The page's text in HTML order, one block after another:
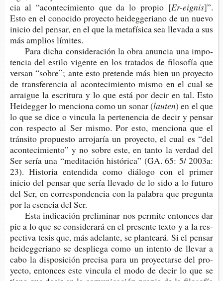
cia al “acon­te­ci­mien­to que da lo pro­pio [Er-eignis]”.
Esto en el cono­ci­do pro­yec­to hei­deg­ge­riano de un nuevo
inicio del pen­sar, en el que la meta­fí­si­ca sea lle­va­da a sus
más amplios límites.
Para dicha con­si­de­ra­ción la obra anun­cia una impo­
ten­cia del esti­lo vigen­te en los tra­ta­dos de filo­so­fía que
ver­san “sobre”; ante esto pre­ten­de más bien un pro­yec­to
de trans­fe­ren­cia al acon­te­ci­mien­to mismo en el cual se
arrai­gue la escri­tu­ra y lo que está por decir en tal. Esto
Hei­deg­ger lo men­cio­na como un sonar (lauten) en el que
lo que se dice o vin­cu­la la per­te­nen­cia de decir y pen­sar
con res­pec­to al Ser mismo. Por esto, men­cio­na que el
trán­si­to pro­pues­to arro­ja­ría un pro­yec­to, el cual es “del
acon­te­ci­mien­to” y no sobre este, en tanto la ver­dad del
Ser sería una “medi­ta­ción his­tó­ri­ca” (GA. 65: 5/ 2003a:
23). His­to­ria enten­di­da como diá­lo­go con el pri­mer
inicio del pen­sar que sería lle­va­do de lo sido a lo futu­ro
del Ser, en corres­pon­den­cia con la pala­bra que pre­gun­ta
por la esen­cia del Ser.
Esta indi­ca­ción pre­li­mi­nar nos per­mi­te enton­ces dar
pie a lo que se con­si­de­ra­rá en el pre­sen­te texto y a la res­
pec­ti­va tesis que, más ade­lan­te, se plan­tea­rá. Si el pen­sar
hei­deg­ge­riano se des­plie­ga como un inten­to de lle­var a
cabo la dis­po­si­ción pre­ci­sa para un pro­yec­tar­se del pro­
yec­to, enton­ces este vin­cu­la el modo de decir lo que se